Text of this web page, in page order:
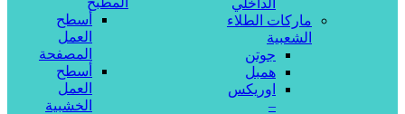
الداخلي
ماركات الطلاء
الشعبية
جوتن
همبل
اوريكس
–
أسطح
العمل
المصفحة
أسطح
العمل
الخشبية